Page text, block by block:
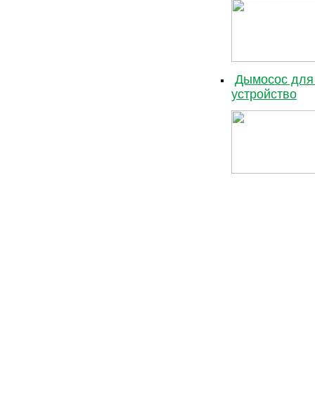
Дымосос для
устройство